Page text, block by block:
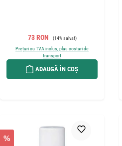
Preț de vânzare:
73 RON Preț obișnuit:
(14% salvat)
Prețuri cu TVA inclus, plus costuri de
transport
ADAUGĂ ÎN COȘ
%